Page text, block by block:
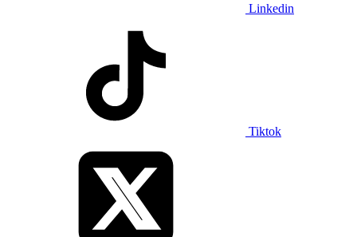
Linkedin
Tiktok